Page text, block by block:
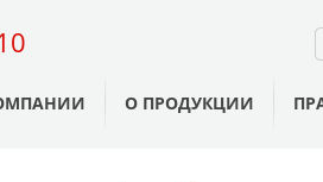
О ПРОДУКЦИИ